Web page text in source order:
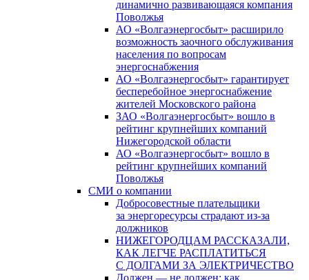
динамично развивающаяся компания
Поволжья
АО «Волгаэнергосбыт» расширило
возможность заочного обслуживания
населения по вопросам
энергоснабжения
АО «Волгаэнергосбыт» гарантирует
бесперебойное энергоснабжение
жителей Московского района
ЗАО «Волгаэнергосбыт» вошло в
рейтинг крупнейших компаний
Нижегородской области
АО «Волгаэнергосбыт» вошло в
рейтинг крупнейших компаний
Поволжья
СМИ о компании
Добросовестные плательщики
за энергоресурсы страдают из-за
должников
НИЖЕГОРОДЦАМ РАССКАЗАЛИ,
КАК ЛЕГЧЕ РАСПЛАТИТЬСЯ
С ДОЛГАМИ ЗА ЭЛЕКТРИЧЕСТВО